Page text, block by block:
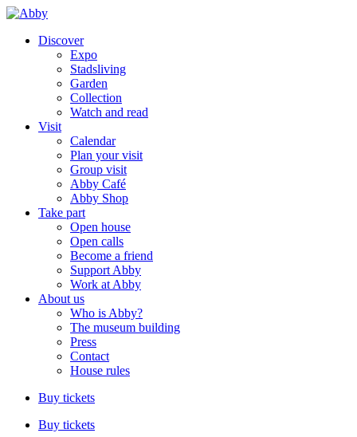
Discover
Expo
Stadsliving
Garden
Collection
Watch and read
Visit
Calendar
Plan your visit
Group visit
Abby Café
Abby Shop
Take part
Open house
Open calls
Become a friend
Support Abby
Work at Abby
About us
Who is Abby?
The museum building
Press
Contact
House rules
Buy tickets
Buy tickets